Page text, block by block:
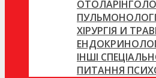
ХІРУРГІЯ И
ІНШІ
ПИТАННЯ